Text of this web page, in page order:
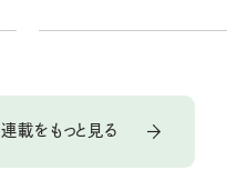
連載をもっと見る